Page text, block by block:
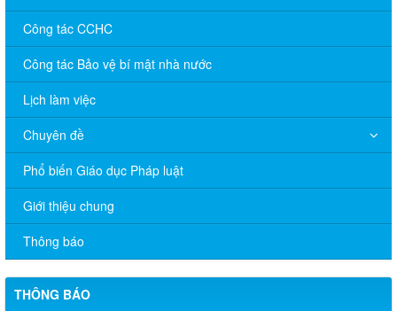
Công tác CCHC
Công tác Bảo vệ bí mật nhà nước
Lịch làm việc
Chuyên đề
Phổ biến Giáo dục Pháp luật
Giới thiệu chung
Thông báo
THÔNG BÁO
V/v đề nghị báo cáo hệ thống phân phối, nhãn hiệu hàng hóa
và hoạt động mua bán khí trên địa bàn tỉnh năm 2025 (nhắc lần
2).
Thông báo bán thanh lý tài sản công theo hình thức chỉ định
Thông báo lựa chọn nhà thầu thực hiện gói thầu: “tổ chức tập